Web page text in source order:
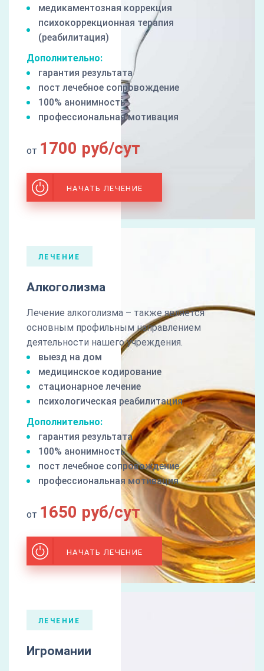
медикаментозная коррекция
психокоррекционная терапия
(реабилитация)
Дополнительно:
гарантия результата
пост лечебное сопровождение
100% анонимность
профессиональная мотивация
от 1700 руб/сут
НАЧАТЬ ЛЕЧЕНИЕ
ЛЕЧЕНИЕ
Алкоголизма
Лечение алкоголизма – также является
основным профильным направлением
деятельности нашего учреждения.
выезд на дом
медицинское кодирование
стационарное лечение
психологическая реабилитация
Дополнительно:
гарантия результата
100% анонимность
пост лечебное сопровождение
профессиональная мотивация
от 1650 руб/сут
НАЧАТЬ ЛЕЧЕНИЕ
ЛЕЧЕНИЕ
Игромании